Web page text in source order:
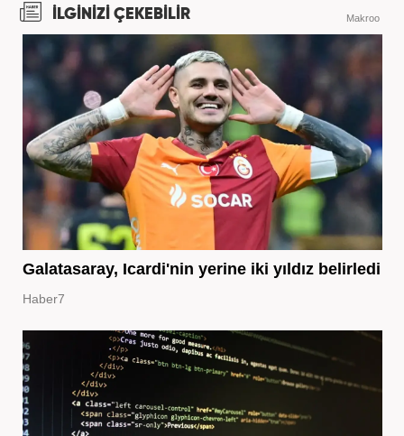
İLGİNİZİ ÇEKEBİLİR Makroo
Galatasaray, Icardi'nin yerine iki yıldız belirledi
Haber7